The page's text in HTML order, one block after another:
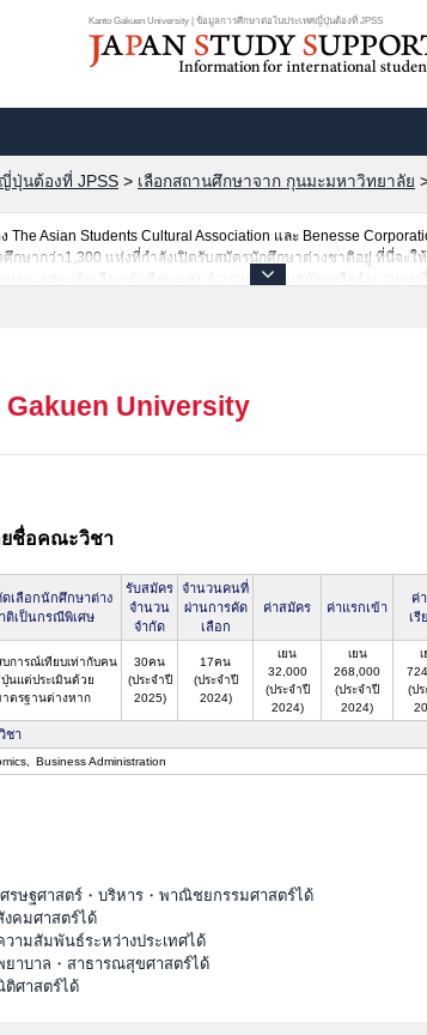
Kanto Gakuen University | ข้อมูลการศึกษาต่อในประเทศญี่ปุ่นต้องที่ JPSS
ปุ่นต้องที่ JPSS > เลือกสถานศึกษาจาก กุนมะมหาวิทยาลัย
The Asian Students Cultural Association และ Benesse
ษากว่า1,300 แห่งที่กำลังเปิดรับสมัครนักศึกษาต่างชาติอยู่ ที่นี่จะให้
ลการสอบคัดเลือกเข้าศึกษาเช่นจำนวนคนที่รับสมัครหรือจำนวนคน
Gakuen University
ยชื่อคณะวิชา
ดเลือกนักศึกษาต่าง
ติเป็นกรณีพิเศษ
รับสมัคร
จำนวน
จำกัด
จำนวนคนที่
ผ่านการคัด
เลือก
ค่าสมัคร ค่าแรกเข้า
ค่
เรี
บการณ์เทียบเท่ากับคน
นแต่ประเมินด้วย
ตรฐานต่างหาก
30คน
(ประจำปี
2025)
17คน
(ประจำปี
2024)
เยน
32,000
(ประจำปี
2024)
เยน
268,000
(ประจำปี
2024)
(ปร
ชา
Business Administration
รษฐศาสตร์・บริหาร・พาณิชยกรรมศาสตร์ได้
คมศาสตร์ได้
ามสัมพันธ์ระหว่างประเทศได้
าบาล・สาธารณสุขศาสตร์ได้
ติศาสตร์ได้